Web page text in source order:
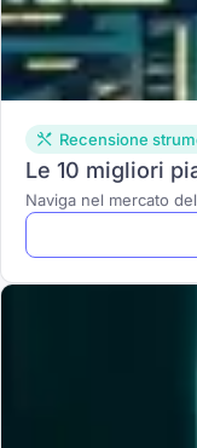
Recensione
Le 10 migliori
Naviga nel mercato